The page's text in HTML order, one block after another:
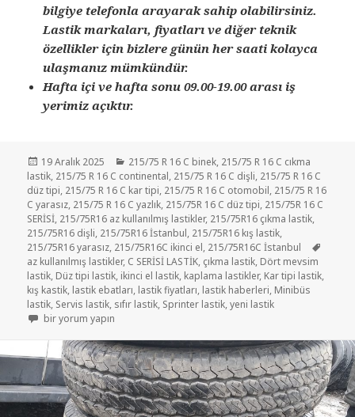
bilgiye telefonla arayarak sahip olabilirsiniz.
Lastik markaları, fiyatları ve diğer teknik
özellikler için bizlere günün her saati kolayca
ulaşmanız mümkündür.
Hafta içi ve hafta sonu 09.00-19.00 arası iş
yerimiz açıktır.
Yayın
tarihi
19 Aralık 2025 Kategoriler
215/75 R 16 C binek, 215/75 R 16 C cıkma
lastik, 215/75 R 16 C continental, 215/75 R 16 C dişli, 215/75 R 16 C
düz tipi, 215/75 R 16 C kar tipi, 215/75 R 16 C otomobil, 215/75 R 16
C yarasız, 215/75 R 16 C yazlık, 215/75R 16 C düz tipi, 215/75R 16 C
SERİSİ, 215/75R16 az kullanılmış lastikler, 215/75R16 çıkma lastik,
215/75R16 dişli, 215/75R16 İstanbul, 215/75R16 kış lastik,
215/75R16 yarasız, 215/75R16C ikinci el, 215/75R16C İstanbul
az kullanılmış lastikler, C SERİSİ LASTİK, çıkma lastik, Dört mevsim
lastik, Düz tipi lastik, ikinci el lastik, kaplama lastikler, Kar tipi lastik,
kış kastik, lastik ebatları, lastik fiyatları, lastik haberleri, Minibüs
lastik, Servis lastik, sıfır lastik, Sprinter lastik,yeni lastik
215/75R16 KAMYONET VE MİNİBÜS LASTİK için
bir yorum yapın